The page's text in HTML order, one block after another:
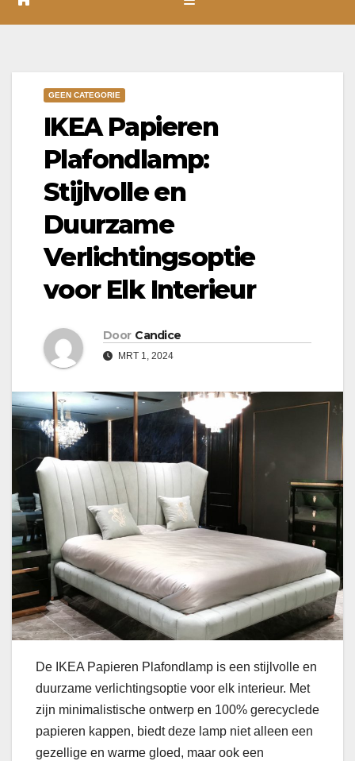
GEEN CATEGORIE
IKEA Papieren
Plafondlamp:
Stijlvolle en
Duurzame
Verlichtingsoptie
voor Elk Interieur
Door Candice
MRT 1, 2024
De IKEA Papieren Plafondlamp is een stijlvolle en
duurzame verlichtingsoptie voor elk interieur. Met
zijn minimalistische ontwerp en 100% gerecyclede
papieren kappen, biedt deze lamp niet alleen een
gezellige en warme gloed, maar ook een